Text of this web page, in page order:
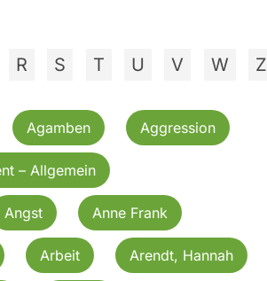
R S T U V W Z
Agamben Aggression
– Allgemein
Angst Anne Frank
Arbeit Arendt, Hannah